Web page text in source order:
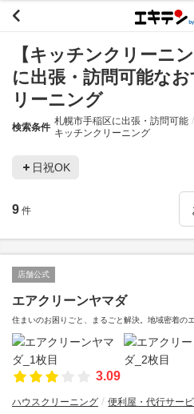
【キッチンクリーニ
に出張・訪問可能な
リーニング
検索条件
札幌市手稲区に出張・訪問可能
キッチンクリーニング
日祝OK
9 件
店舗公式
エアクリーンヤマダ
住まいのお困りごと、まるごと解決。地域密着の
3.09
ハウスクリーニング 便利屋・代行サー